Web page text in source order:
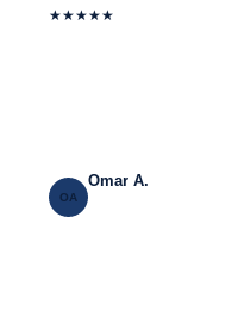
★★★★★
OA
Omar A.